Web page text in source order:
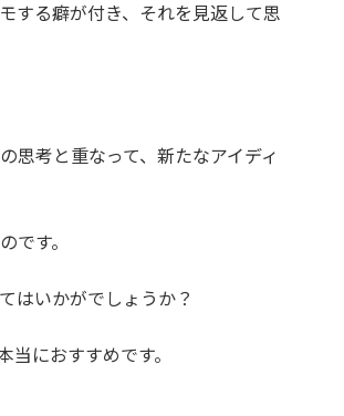
する癖が付き、それを見返して思
思考と重なって、新たなアイディ
です。
はいかがでしょうか？
におすすめです。